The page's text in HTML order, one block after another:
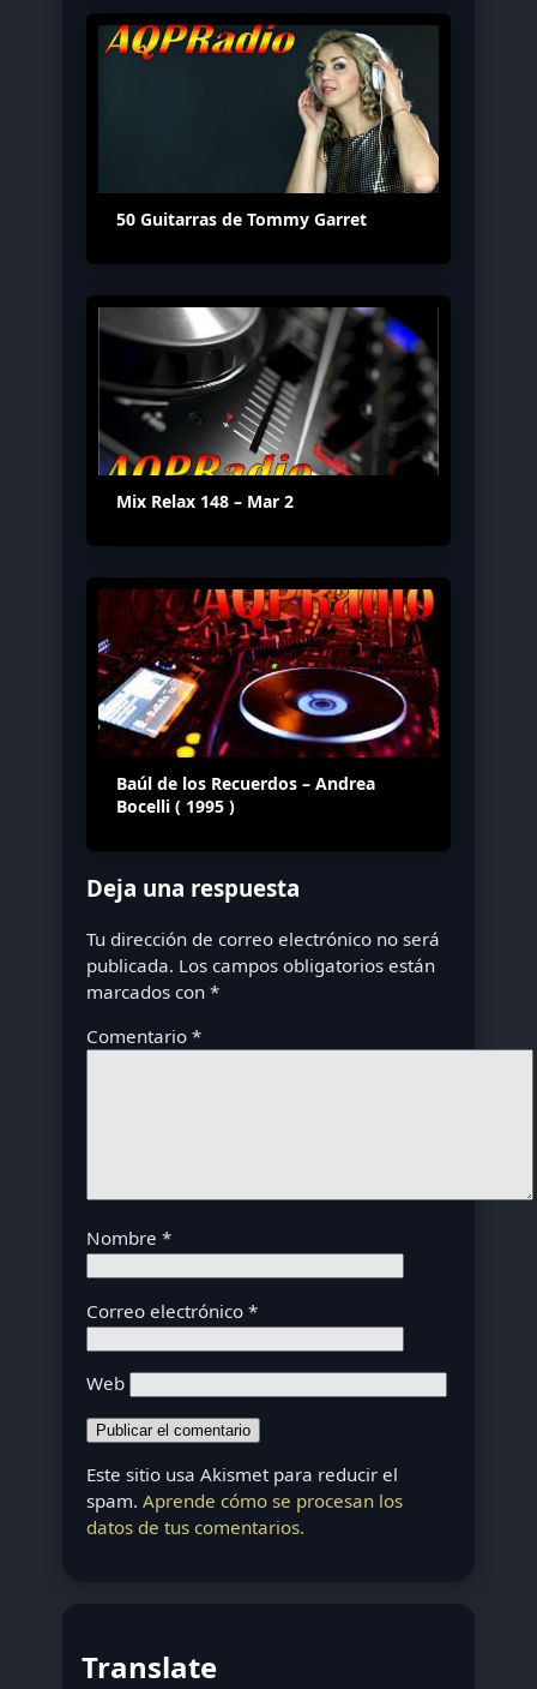
50 Guitarras de Tommy Garret
Mix Relax 148 – Mar 2
Baúl de los Recuerdos – Andrea
Bocelli ( 1995 )
Deja una respuesta
Tu dirección de correo electrónico no será
publicada. Los campos obligatorios están
marcados con *
Comentario *
Nombre *
Correo electrónico *
Web
Este sitio usa Akismet para reducir el
spam. Aprende cómo se procesan los
datos de tus comentarios.
Translate